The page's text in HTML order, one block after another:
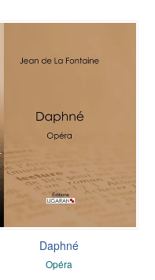
Daphné
Opéra